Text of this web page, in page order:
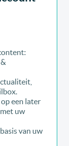
een later
uw
van uw